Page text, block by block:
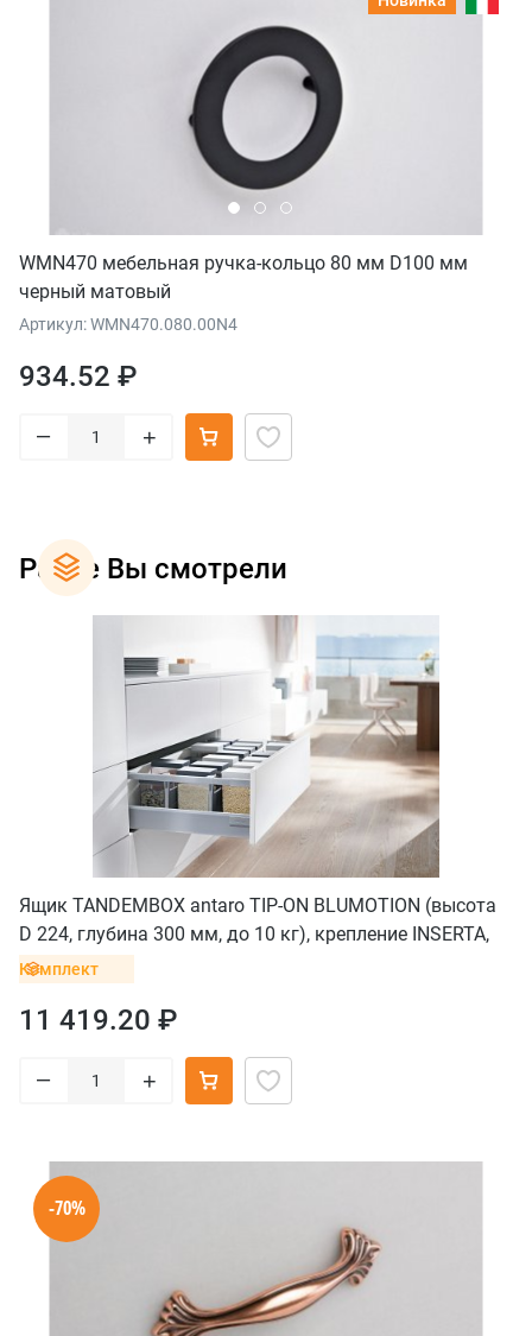
WMN470 мебельная ручка-кольцо 80 мм D100 мм
черный матовый
Артикул: WMN470.080.00N4
934.52 ₽
– +
Ранее Вы смотрели
Ящик TANDEMBOX antaro TIP-ON BLUMOTION (высота
D 224, глубина 300 мм, до 10 кг), крепление INSERTA,
серый
Комплект
11 419.20 ₽
– +
-70%